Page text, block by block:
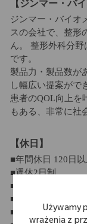
Używamy
wrażenia z
【ジンマー・バ
ジンマー・バイオ
スの会社で、整形
ん。 整形外科分
です。
製品力・製品数が
し幅広い提案がで
患者のQOL向上を
もある、非常に社
【休日】
■年間休日 120日
■週休2日制
■祝日休み
■年末年始休暇
■有給休暇（10日